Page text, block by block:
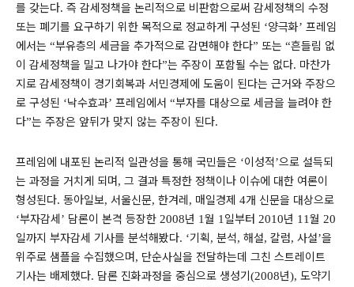
를 갖는다. 즉 감세정책을 논리적으로 비판함으로써 감세정책의 수정
또는 폐기를 요구하기 위한 목적으로 정교하게 구성된 ‘양극화’ 프레임
에서는 “부유층의 세금을 추가적으로 감면해야 한다” 또는 “흔들림 없
이 감세정책을 밀고 나가야 한다”는 주장이 포함될 수는 없다. 마찬가
지로 감세정책이 경기회복과 서민경제에 도움이 된다는 근거와 주장으
로 구성된 ‘낙수효과’ 프레임에서 “부자를 대상으로 세금을 늘려야 한
다”는 주장은 앞뒤가 맞지 않는 주장이 된다.
프레임에 내포된 논리적 일관성을 통해 국민들은 ‘이성적’으로 설득되
는 과정을 거치게 되며 , 그 결과 특정한 정책이나 이슈에 대한 여론이
형성된다. 동아일보, 서울신문, 한겨레, 매일경제 4개 신문을 대상으로
‘부자감세’ 담론이 본격 등장한 2008년 1월 1 일부터 2010년 11월 20
일까지 부자감세 기사를 분석해봤다. ‘기획, 분석, 해설, 칼럼, 사설’을
위주로 샘플을 수집했으며 , 단순사실을 전달하는데 그친 스트레이트
기사는 배제했다. 담론 진화과정을 중심으로 생성기(2008년), 도약기